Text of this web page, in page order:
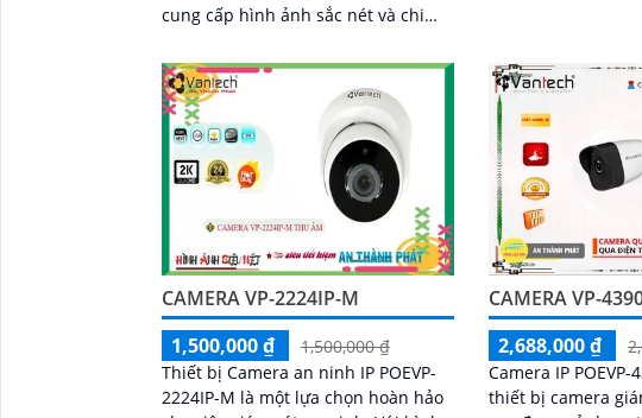
cung cấp hình ảnh sắc nét và chi
AI...
CAMERA VP-2224IP-M
1,500,000 ₫
1,500,000 ₫
Thiết bị Camera an ninh IP POEVP-
2224IP-M là một lựa chọn hoàn hảo
CAMERA VP-
2,688,000 ₫
Camera IP POEVP-
thiết bị camera